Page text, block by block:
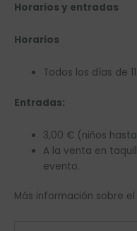
Horarios y entradas
Horarios
Todos los días de
Entradas:
3,00 € (niños
A la venta en
evento.
Más información sobre